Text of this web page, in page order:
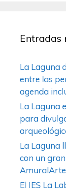
Entradas
La Laguna
entre las
agenda
La Laguna
para
La Laguna
con un
AmuralArte
El IES La